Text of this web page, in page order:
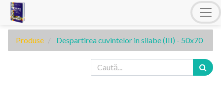
Produse Despartirea cuvintelor in silabe (III) - 50x70